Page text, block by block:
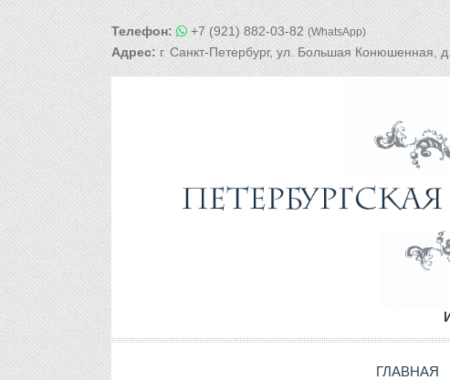
Телефон: +7 (921) 882-03-82(WhatsApp)
Адрес:г. Санкт-Петербург, ул. Большая Конюшенная,
ГЛАВНАЯ